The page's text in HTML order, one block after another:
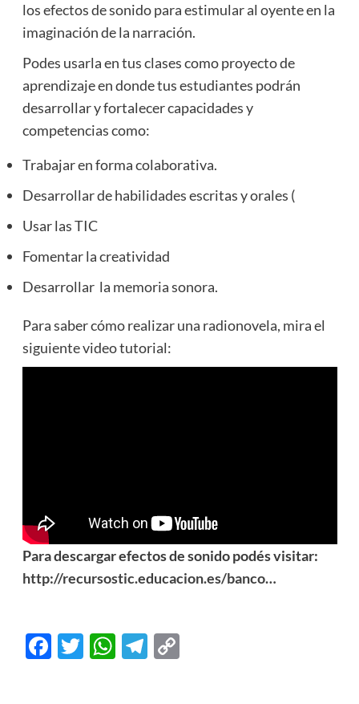
los efectos de sonido para estimular al oyente en la
imaginación de la narración.
Podes usarla en tus clases como proyecto de
aprendizaje en donde tus estudiantes podrán
desarrollar y fortalecer capacidades y
competencias como:
Trabajar en forma colaborativa.
Desarrollar de habilidades escritas y orales (
Usar las TIC
Fomentar la creatividad
Desarrollar la memoria sonora.
Para saber cómo realizar una radionovela, mira el
siguiente video tutorial:
Para descargar efectos de sonido podés visitar:
http://recursostic.educacion.es/banco…
Facebook
Twitter
WhatsApp
Telegram
Copy